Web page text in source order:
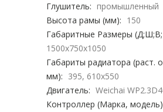
Глушитель: промышленный
Высота рамы (мм): 150
Габаритные Размеры
1500x750x1050
Габариты радиатора (раст.
мм): 395, 610х550
Двигатель: Weichai
Контроллер (Марка,